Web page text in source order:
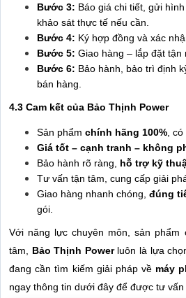
Bước 3: Báo giá chi tiết, gửi
khảo sát thực tế nếu cần.
Bước 4: Ký hợp đồng và xác
Bước 5: Giao hàng – lắp đặt tận
Bước 6: Bảo hành, bảo trì định
bán hàng.
4.3 Cam kết của Bảo Thịnh Power
Sản phẩm chính hãng 100% ,
Giá tốt – cạnh tranh – không
Bảo hành rõ ràng, hỗ trợ kỹ
Tư vấn tận tâm, cung cấp giải
Giao hàng nhanh chóng, đúng
gói.
Với năng lực chuyên môn, sản
tâm, Bảo Thịnh Powerluôn là lựa
đang cần tìm kiếm giải pháp về máy
ngay thông tin dưới đây để được tư